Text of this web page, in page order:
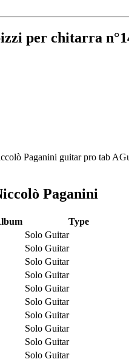
per chitarra
Paganini
Type
Solo Guitar
Solo Guitar
Solo Guitar
Solo Guitar
Solo Guitar
Solo Guitar
Solo Guitar
Solo Guitar
Solo Guitar
Solo Guitar